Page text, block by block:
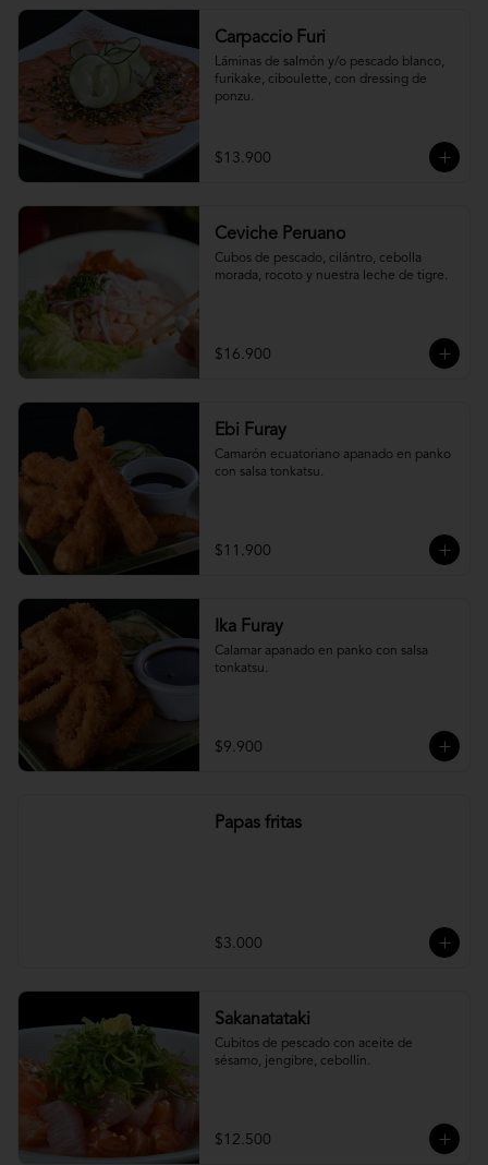
Carpaccio Furi
Láminas de salmón y/o pescado blanco,
furikake, ciboulette, con dressing de
ponzu.
$13.900
Ceviche Peruano
Cubos de pescado, cilántro, cebolla
morada, rocoto y nuestra leche de tigre.
$16.900
Ebi Furay
Camarón ecuatoriano apanado en panko
con salsa tonkatsu.
$11.900
Ika Furay
Calamar apanado en panko con salsa
tonkatsu.
$9.900
Papas fritas
$3.000
Sakanatataki
Cubitos de pescado con aceite de
sésamo, jengibre, cebollín.
$12.500